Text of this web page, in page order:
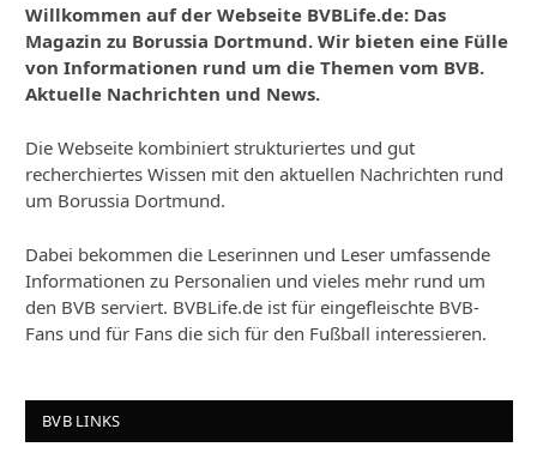
Willkommen auf der Webseite BVBLife.de: Das
Magazin zu Borussia Dortmund. Wir bieten eine Fülle
von Informationen rund um die Themen vom BVB.
Aktuelle Nachrichten und News.
Die Webseite kombiniert strukturiertes und gut
recherchiertes Wissen mit den aktuellen Nachrichten rund
um Borussia Dortmund.
Dabei bekommen die Leserinnen und Leser umfassende
Informationen zu Personalien und vieles mehr rund um
den BVB serviert. BVBLife.de ist für eingefleischte BVB-
Fans und für Fans die sich für den Fußball interessieren.
BVB LINKS